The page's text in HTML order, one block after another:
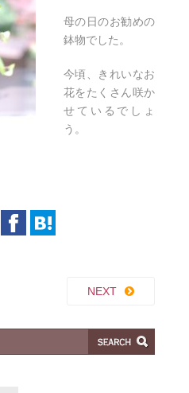
母の日のお勧めの
鉢物でした。
今頃、きれいなお
花をたくさん咲か
せているでしょ
う。
NEXT